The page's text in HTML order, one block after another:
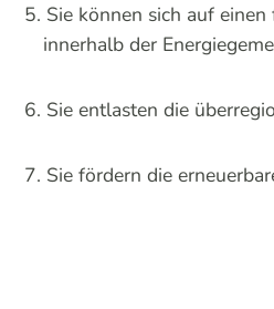
Sie können sich auf
innerhalb der
Sie entlasten die
Sie fördern die